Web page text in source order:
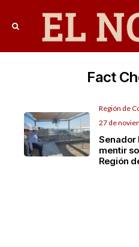
Fact
Región de
27 de
Senador
mentir
Región